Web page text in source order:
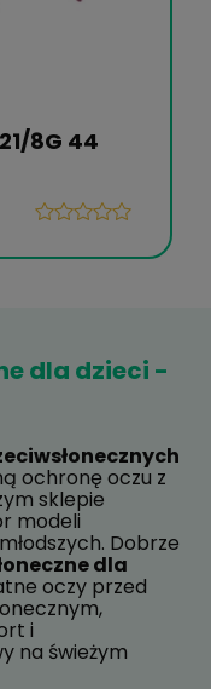
8G 44
dla dzieci -
ochronę oczu z
sklepie
modeli
Dobrze
dla
oczy przed
i
na świeżym